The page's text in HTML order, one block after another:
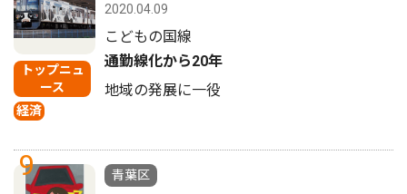
トップニュ
ース
経済
2020.04.09
こどもの国線
通勤線化から20年
地域の発展に一役
9
青葉区